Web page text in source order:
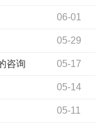
06-01
05-29
咨询 05-17
05-14
05-11